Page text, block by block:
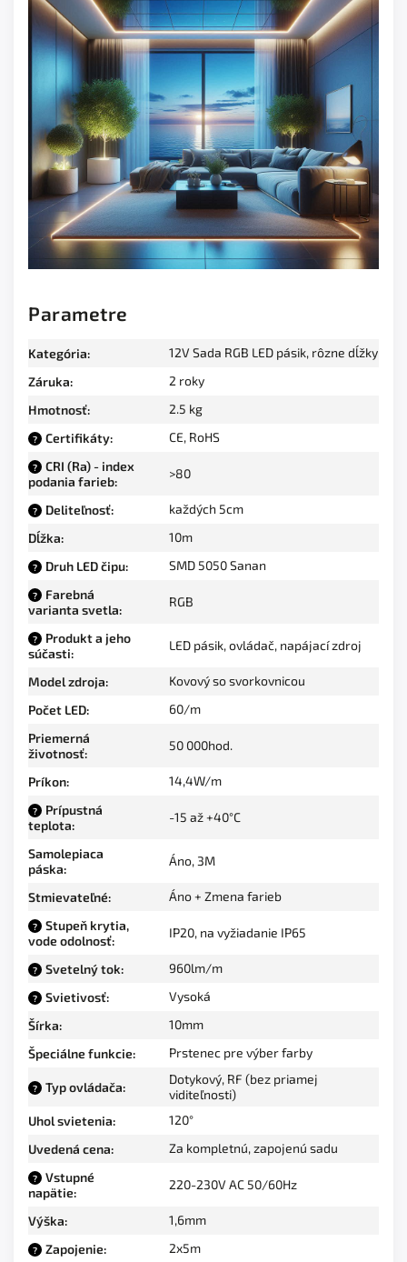
Parametre
Kategória:
12V Sada RGB LED pásik, rôzne dĺžky
Záruka:
2 roky
Hmotnosť: 2.5 kg
? Certifikáty: CE, RoHS
?
CRI (Ra) - index
podania farieb:
>80
? Deliteľnosť:
každých 5cm
Dĺžka: 10m
? Druh LED čipu: SMD 5050 Sanan
?
Farebná
varianta svetla:
RGB
?
Produkt a jeho
súčasti:
LED pásik, ovládač, napájací zdroj
Model zdroja:
Kovový so svorkovnicou
Počet LED:
60/m
Priemerná
životnosť:
50 000hod.
Príkon: 14,4W/m
?
Prípustná
teplota:
-15 až +40°C
Samolepiaca
páska:
Áno, 3M
Stmievateľné: Áno + Zmena farieb
?
Stupeň krytia,
vode odolnosť:
IP20, na vyžiadanie IP65
? Svetelný tok: 960lm/m
? Svietivosť:
Vysoká
Šírka:
10mm
Špeciálne funkcie: Prstenec pre výber farby
? Typ ovládača:
Dotykový, RF (bez priamej
viditeľnosti)
Uhol svietenia:
120°
Uvedená cena: Za kompletnú, zapojenú sadu
?
Vstupné
napätie:
220-230V AC 50/60Hz
Výška: 1,6mm
? Zapojenie:
2x5m